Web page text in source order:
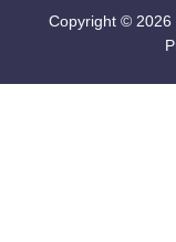
Copyright © 2026